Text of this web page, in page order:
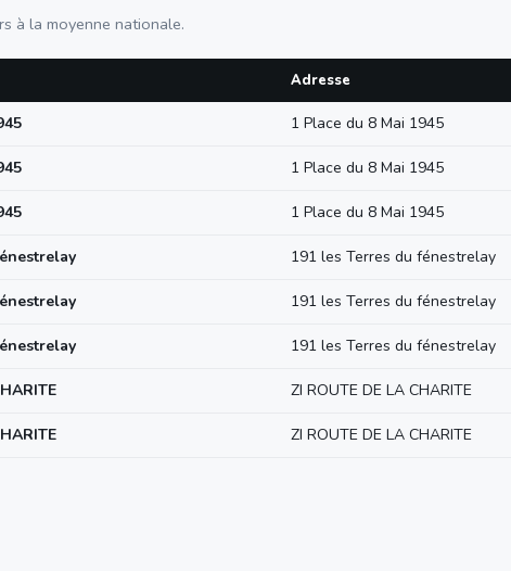
à la moyenne nationale.
Adresse
1 Place du 8 Mai 1945
1 Place du 8 Mai 1945
1 Place du 8 Mai 1945
191 les Terres du fénestrelay
191 les Terres du fénestrelay
191 les Terres du fénestrelay
ZI ROUTE DE LA CHARITE
ZI ROUTE DE LA CHARITE